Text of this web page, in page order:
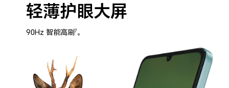
轻薄护眼大屏
90Hz 智能高刷 7。